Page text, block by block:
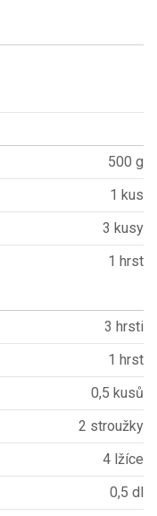
500 g
1 kus
3 kusy
1 hrst
3 hrsti
1 hrst
0,5 kusů
2 stroužky
4 lžíce
0,5 dl